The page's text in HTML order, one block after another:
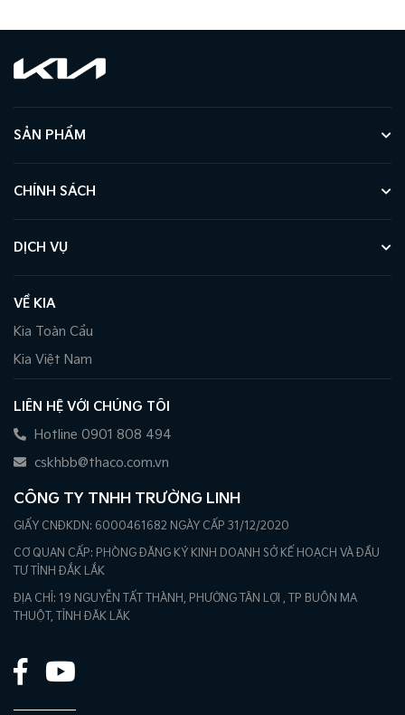
SẢN PHẨM
CHÍNH SÁCH
DỊCH VỤ
VỀ KIA
Kia Toàn Cầu
Kia Việt Nam
LIÊN HỆ VỚI CHÚNG TÔI
Hotline 0901 808 494
cskhbb@thaco.com.vn
CÔNG TY TNHH TRƯỜNG LINH
GIẤY CNĐKDN: 6000461682 NGÀY CẤP 31/12/2020
CƠ QUAN CẤP: PHÒNG ĐĂNG KÝ KINH DOANH SỞ KẾ HOẠCH VÀ ĐẦU
TƯ TỈNH ĐẮK LẮK
ĐỊA CHỈ: 19 NGUYỄN TẤT THÀNH, PHƯỜNG TÂN LỢI , TP BUÔN MA
THUỘT, TỈNH ĐĂK LĂK